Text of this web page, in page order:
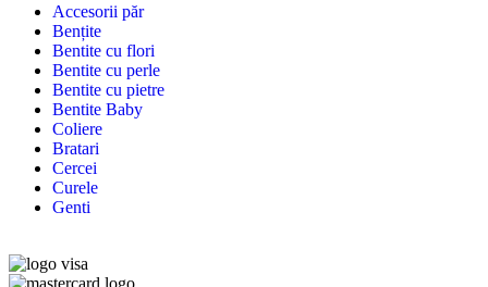
Accesorii păr
Bențite
Bentite cu flori
Bentite cu perle
Bentite cu pietre
Bentite Baby
Coliere
Bratari
Cercei
Curele
Genti